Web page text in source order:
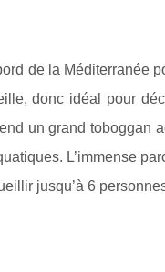
de la Méditerranée
donc idéal pour
un grand toboggan
L’immense
jusqu’à 6